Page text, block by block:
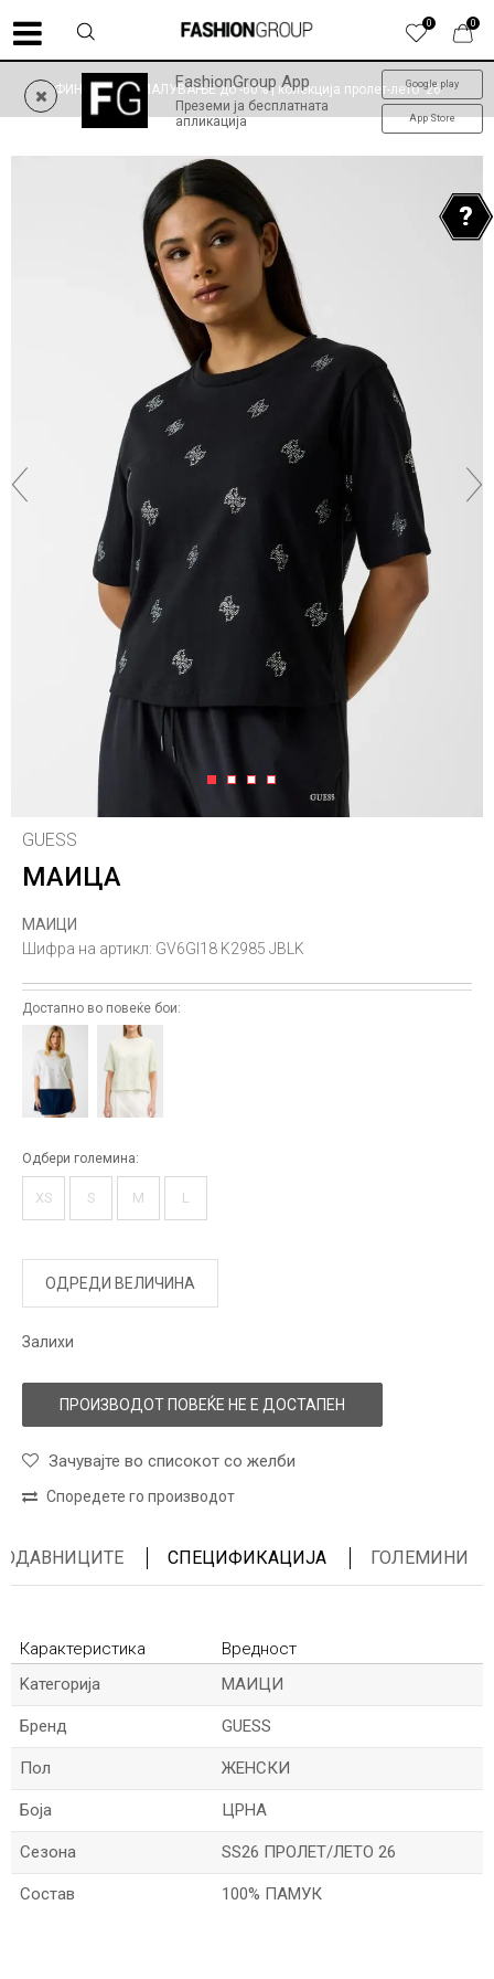
0
0
FashionGroup App
Преземи ја бесплатната
апликација
Google play
App Store
ФИНАЛНО НАМАЛУВАЊЕ до -60% | колекција пролет-лето '26
1 2 3 4
GUESS
МАИЦА
МАИЦИ
Шифра на артикл: GV6GI18 K2985 JBLK
Достапно во повеќе бои:
Одбери големина:
XS S M L
ОДРЕДИ ВЕЛИЧИНА
Залихи
ПРОИЗВОДОТ ПОВЕЌЕ НЕ Е ДОСТАПЕН
Зачувајте во списокот со желби
Споредете го производот
СПЕЦИФИКАЦИЈА ГОЛЕМИНИ
Карактеристика
Вредност
Kатегорија
МАИЦИ
Бренд GUESS
Пол ЖЕНСКИ
Боја ЦРНА
Сезона SS26 ПРОЛЕТ/ЛЕТО 26
Состав 100% ПАМУК